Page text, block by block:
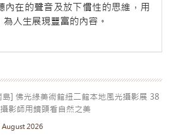
內在的聲音及放下慣性的思維，用
人生展現豐富的內容。
島] 佛光緣美術館紐二館本地風光攝影展 38
影師用鏡頭看自然之美
August 2026